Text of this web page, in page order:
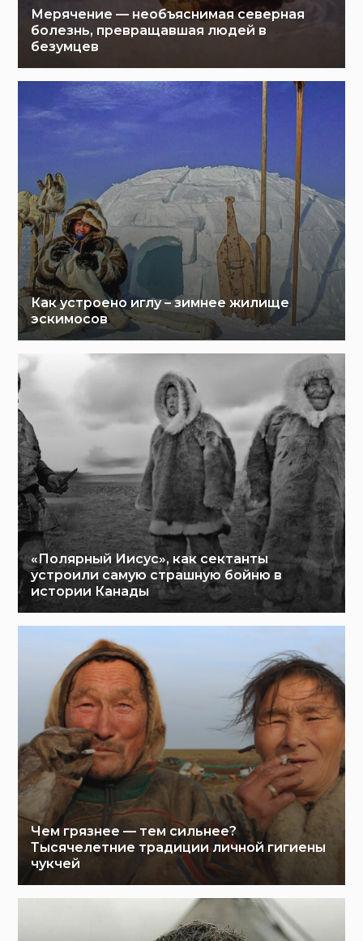
Мерячение — необъяснимая северная
болезнь, превращавшая людей в
безумцев
Как устроено иглу – зимнее жилище
эскимосов
«Полярный Иисус», как сектанты
устроили самую страшную бойню в
истории Канады
Чем грязнее — тем сильнее?
Тысячелетние традиции личной гигиены
чукчей